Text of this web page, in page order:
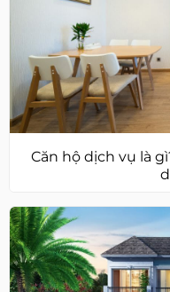
Căn hộ dịch vụ là